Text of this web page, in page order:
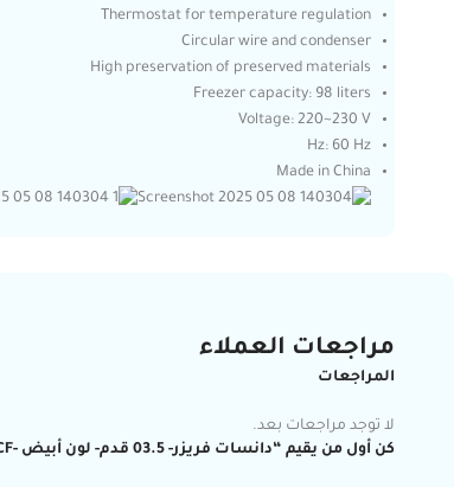
Thermostat for temperature regulation
Circular wire and condenser
High preservation of preserved materials
Freezer capacity: 98 liters
Voltage: 220~230 V
Hz: 60 Hz
Made in China
مراجعات العملاء
المراجعات
لا توجد مراجعات بعد.
كن أول من يقيم “دانسات فريزر- 03.5 قدم- لون أبيض -DAN350CF”